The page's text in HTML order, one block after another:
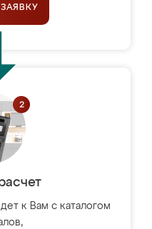
к Вам с каталогом